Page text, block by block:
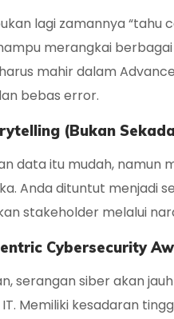
lagi zamannya “tahu
merangkai
mahir dalam
bebas error.
(Bukan
data itu mudah, namun
Anda dituntut menjadi
stakeholder melalui
Cybersecurity
serangan siber akan
Memiliki kesadaran